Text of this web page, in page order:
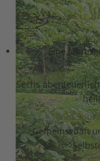
Eine
Der
Sechs
Wild Soul
Gemeinschaft